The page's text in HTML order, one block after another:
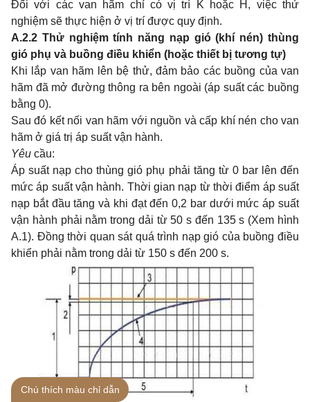
Đối với các van hãm chỉ có vị trí K hoặc H, việc thử
nghiệm sẽ thực hiện ở vị trí được quy định.
A.2.2 Thử nghiệm tính năng nạp gió (khí nén) thùng
gió phụ và buồng điều khiển (hoặc thiết bị tương tự)
Khi lắp van hãm lên bệ thử, đảm bảo các buồng của van
hãm đã mở đường thông ra bên ngoài (áp suất các buồng
bằng 0).
Sau đó kết nối van hãm với nguồn và cấp khí nén cho van
hãm ở giá trị áp suất vận hành.
Yêu cầu:
Áp suất nạp cho thùng gió phụ phải tăng từ 0 bar lên đến
mức áp suất vận hành. Thời gian nạp từ thời điểm áp suất
nạp bắt đầu tăng và khi đạt đến 0,2 bar dưới mức áp suất
vận hành phải nằm trong dải từ 50 s đến 135 s (Xem hình
A.1). Đồng thời quan sát quá trình nạp gió của buồng điều
khiển phải nằm trong dải từ 150 s đến 200 s.
Chú thích màu chỉ dẫn